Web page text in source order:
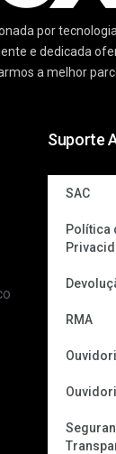
por
e dedicada
a melhor
Suporte
SAC
Política
RMA